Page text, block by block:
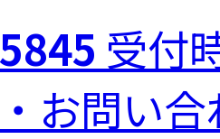
受付
お問い合